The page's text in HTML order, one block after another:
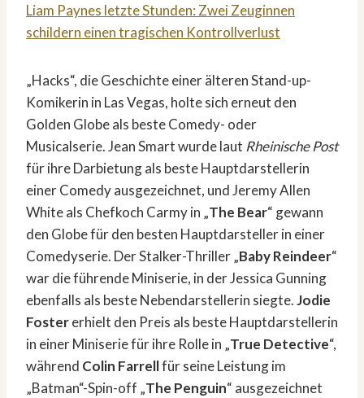
Liam Paynes letzte Stunden: Zwei Zeuginnen
schildern einen tragischen Kontrollverlust
„Hacks“, die Geschichte einer älteren Stand-up-
Komikerin in Las Vegas, holte sich erneut den
Golden Globe als beste Comedy- oder
Musicalserie. Jean Smart wurde laut Rheinische Post
für ihre Darbietung als beste Hauptdarstellerin
einer Comedy ausgezeichnet, und Jeremy Allen
White als Chefkoch Carmy in „The Bear“ gewann
den Globe für den besten Hauptdarsteller in einer
Comedyserie. Der Stalker-Thriller „Baby Reindeer“
war die führende Miniserie, in der Jessica Gunning
ebenfalls als beste Nebendarstellerin siegte.Jodie
Fostererhielt den Preis als beste Hauptdarstellerin
in einer Miniserie für ihre Rolle in „True Detective“,
während Colin Farrellfür seine Leistung im
„Batman“-Spin-off „The Penguin“ ausgezeichnet